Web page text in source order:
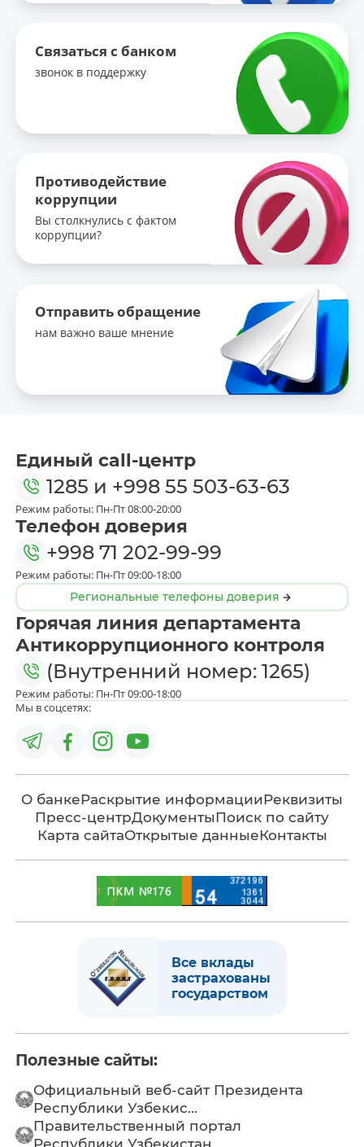
Связаться с банком
звонок в поддержку
Противодействие
коррупции
Вы столкнулись с фактом
коррупции?
Отправить обращение
нам важно ваше мнение
Единый call-центр
1285 и +998 55 503-63-63
Режим работы: Пн-Пт 08:00-20:00
Телефон доверия
+998 71 202-99-99
Режим работы: Пн-Пт 09:00-18:00
Региональные телефоны доверия
Горячая линия департамента
Антикоррупционного контроля
(Внутренний номер: 1265)
Режим работы: Пн-Пт 09:00-18:00
Мы в соцсетях:
О банкеРаскрытие информацииРеквизиты
Пресс-центрДокументыПоиск по сайту
Карта сайтаОткрытые данныеКонтакты
Все вклады
застрахованы
государством
Полезные сайты:
Официальный веб-сайт Президента
Республики Узбекис...
Правительственный портал
Республики Узбекистан